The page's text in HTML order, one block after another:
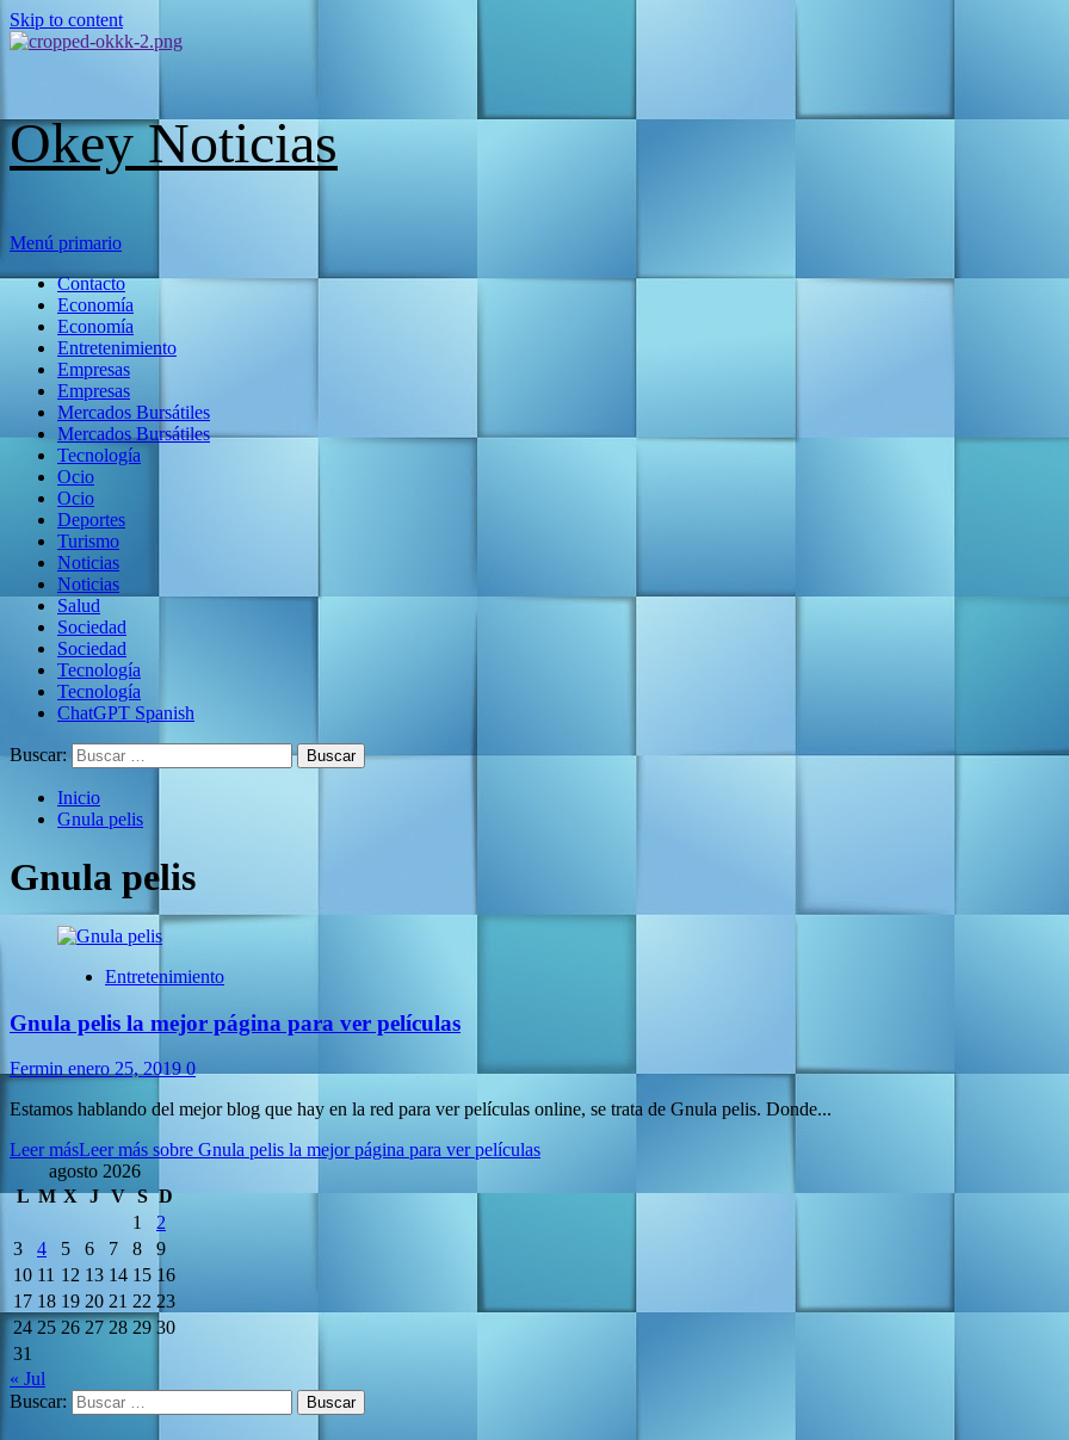
Skip to content
Okey Noticias
Menú primario
Contacto
Economía
Economía
Entretenimiento
Empresas
Empresas
Mercados Bursátiles
Mercados Bursátiles
Tecnología
Ocio
Ocio
Deportes
Turismo
Noticias
Noticias
Salud
Sociedad
Sociedad
Tecnología
Tecnología
ChatGPT Spanish
Buscar:
Inicio
Gnula pelis
Gnula pelis
Entretenimiento
Gnula pelis la mejor página para ver películas
Fermin enero 25, 2019 0
Estamos hablando del mejor blog que hay en la red para ver películas online, se trata de Gnula pelis. Donde...
Leer másLeer más sobre Gnula pelis la mejor página para ver películas
agosto 2026
L M X J V S D
1
2
3
4 5 6 7 8
9
10 11 12 13 14 15 16
17 18 19 20 21 22 23
24 25 26 27 28 29 30
31
« Jul
Buscar: